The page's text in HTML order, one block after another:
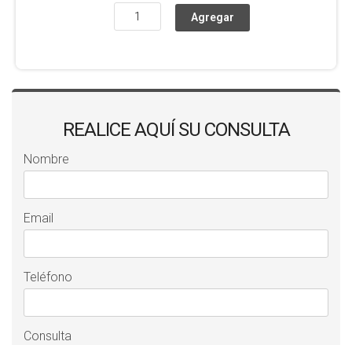
REALICE AQUÍ SU CONSULTA
Nombre
Email
Teléfono
Consulta